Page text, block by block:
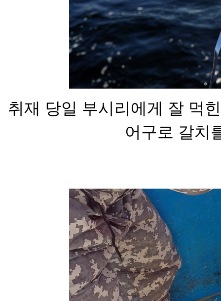
취재 당일 부시리에게 잘 먹
어구로 갈치